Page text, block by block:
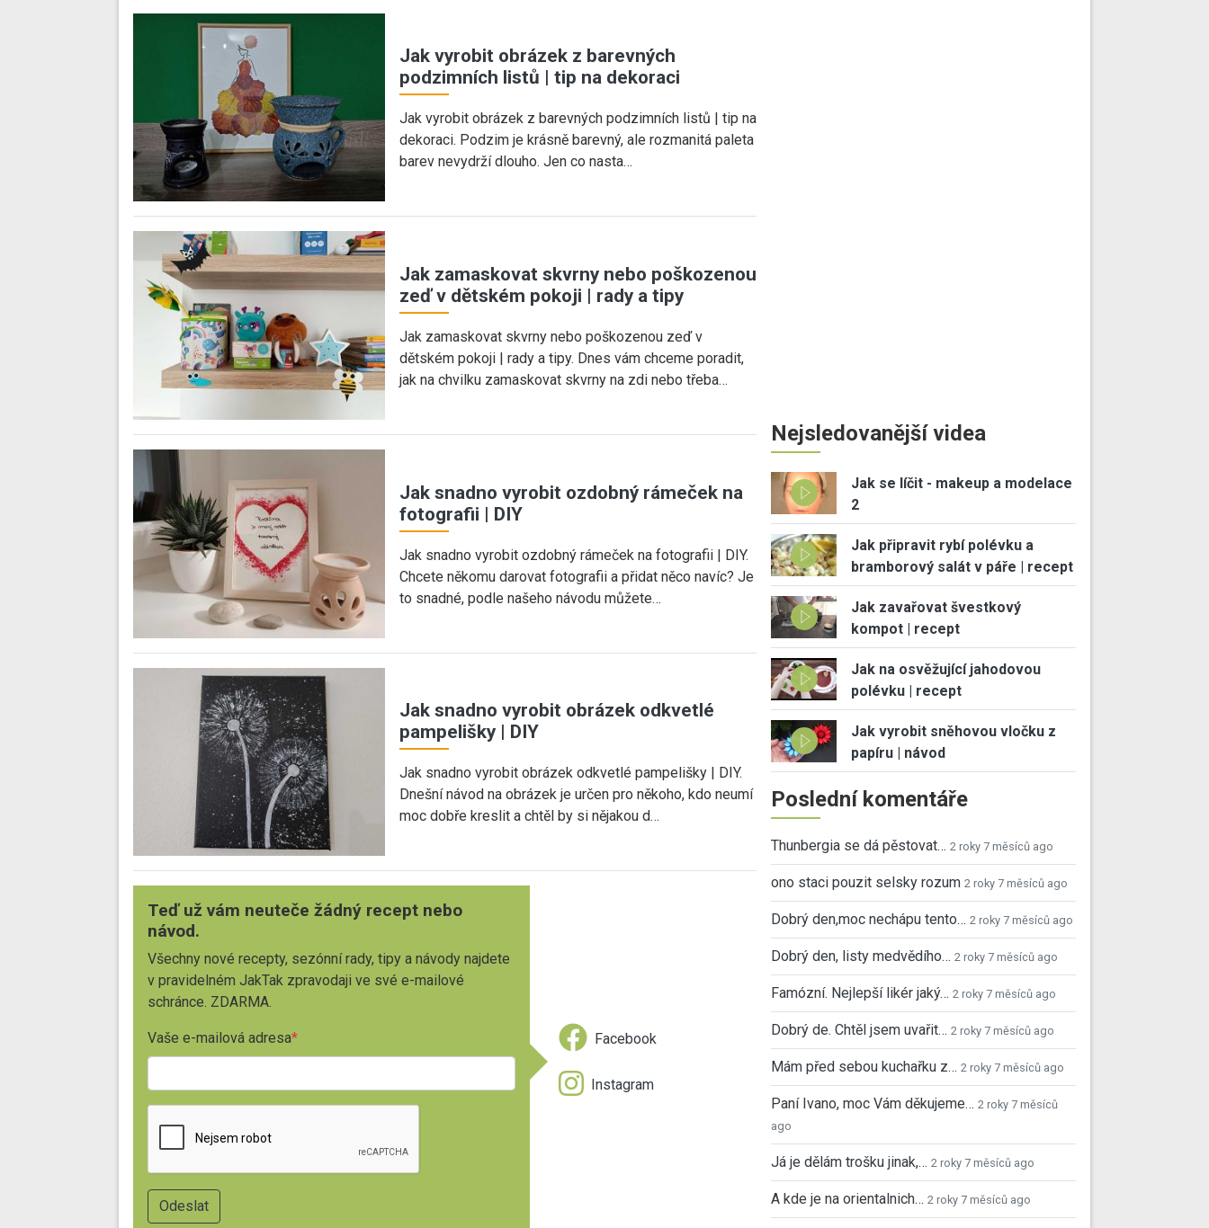
Jak vyrobit obrázek z barevných
podzimních listů | tip na dekoraci
Jak vyrobit obrázek z barevných podzimních listů | tip na
dekoraci. Podzim je krásně barevný, ale rozmanitá paleta
barev nevydrží dlouho. Jen co nasta…
Jak zamaskovat skvrny nebo poškozenou
zeď v dětském pokoji | rady a tipy
Jak zamaskovat skvrny nebo poškozenou zeď v
dětském pokoji | rady a tipy. Dnes vám chceme poradit,
jak na chvilku zamaskovat skvrny na zdi nebo třeba…
Jak snadno vyrobit ozdobný rámeček na
fotografii | DIY
Jak snadno vyrobit ozdobný rámeček na fotografii | DIY.
Chcete někomu darovat fotografii a přidat něco navíc? Je
to snadné, podle našeho návodu můžete…
Jak snadno vyrobit obrázek odkvetlé
pampelišky | DIY
Jak snadno vyrobit obrázek odkvetlé pampelišky | DIY.
Dnešní návod na obrázek je určen pro někoho, kdo neumí
moc dobře kreslit a chtěl by si nějakou d…
Teď už vám neuteče žádný recept nebo
návod.
Všechny nové recepty, sezónní rady, tipy a návody najdete
v pravidelném JakTak zpravodaji ve své e-mailové
schránce. ZDARMA.
Vaše e-mailová adresa Facebook
Instagram
Nejsledovanější videa
Jak se líčit - makeup a modelace
2
Jak připravit rybí polévku a
bramborový salát v páře | recept
Jak zavařovat švestkový
kompot | recept
Jak na osvěžující jahodovou
polévku | recept
Jak vyrobit sněhovou vločku z
papíru | návod
Poslední komentáře
Thunbergia se dá pěstovat… 2 roky 7 měsíců ago
ono staci pouzit selsky rozum 2 roky 7 měsíců ago
Dobrý den,moc nechápu tento… 2 roky 7 měsíců ago
Dobrý den, listy medvědího… 2 roky 7 měsíců ago
Famózní. Nejlepší likér jaký… 2 roky 7 měsíců ago
Dobrý de. Chtěl jsem uvařit… 2 roky 7 měsíců ago
Mám před sebou kuchařku z… 2 roky 7 měsíců ago
Paní Ivano, moc Vám děkujeme… 2 roky 7 měsíců
ago
Já je dělám trošku jinak,… 2 roky 7 měsíců ago
A kde je na orientalnich… 2 roky 7 měsíců ago